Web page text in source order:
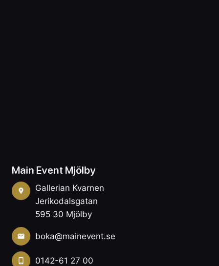
Main Event Mjölby
Gallerian Kvarnen
Jerikodalsgatan
595 30 Mjölby
boka@mainevent.se
0142-61 27 00